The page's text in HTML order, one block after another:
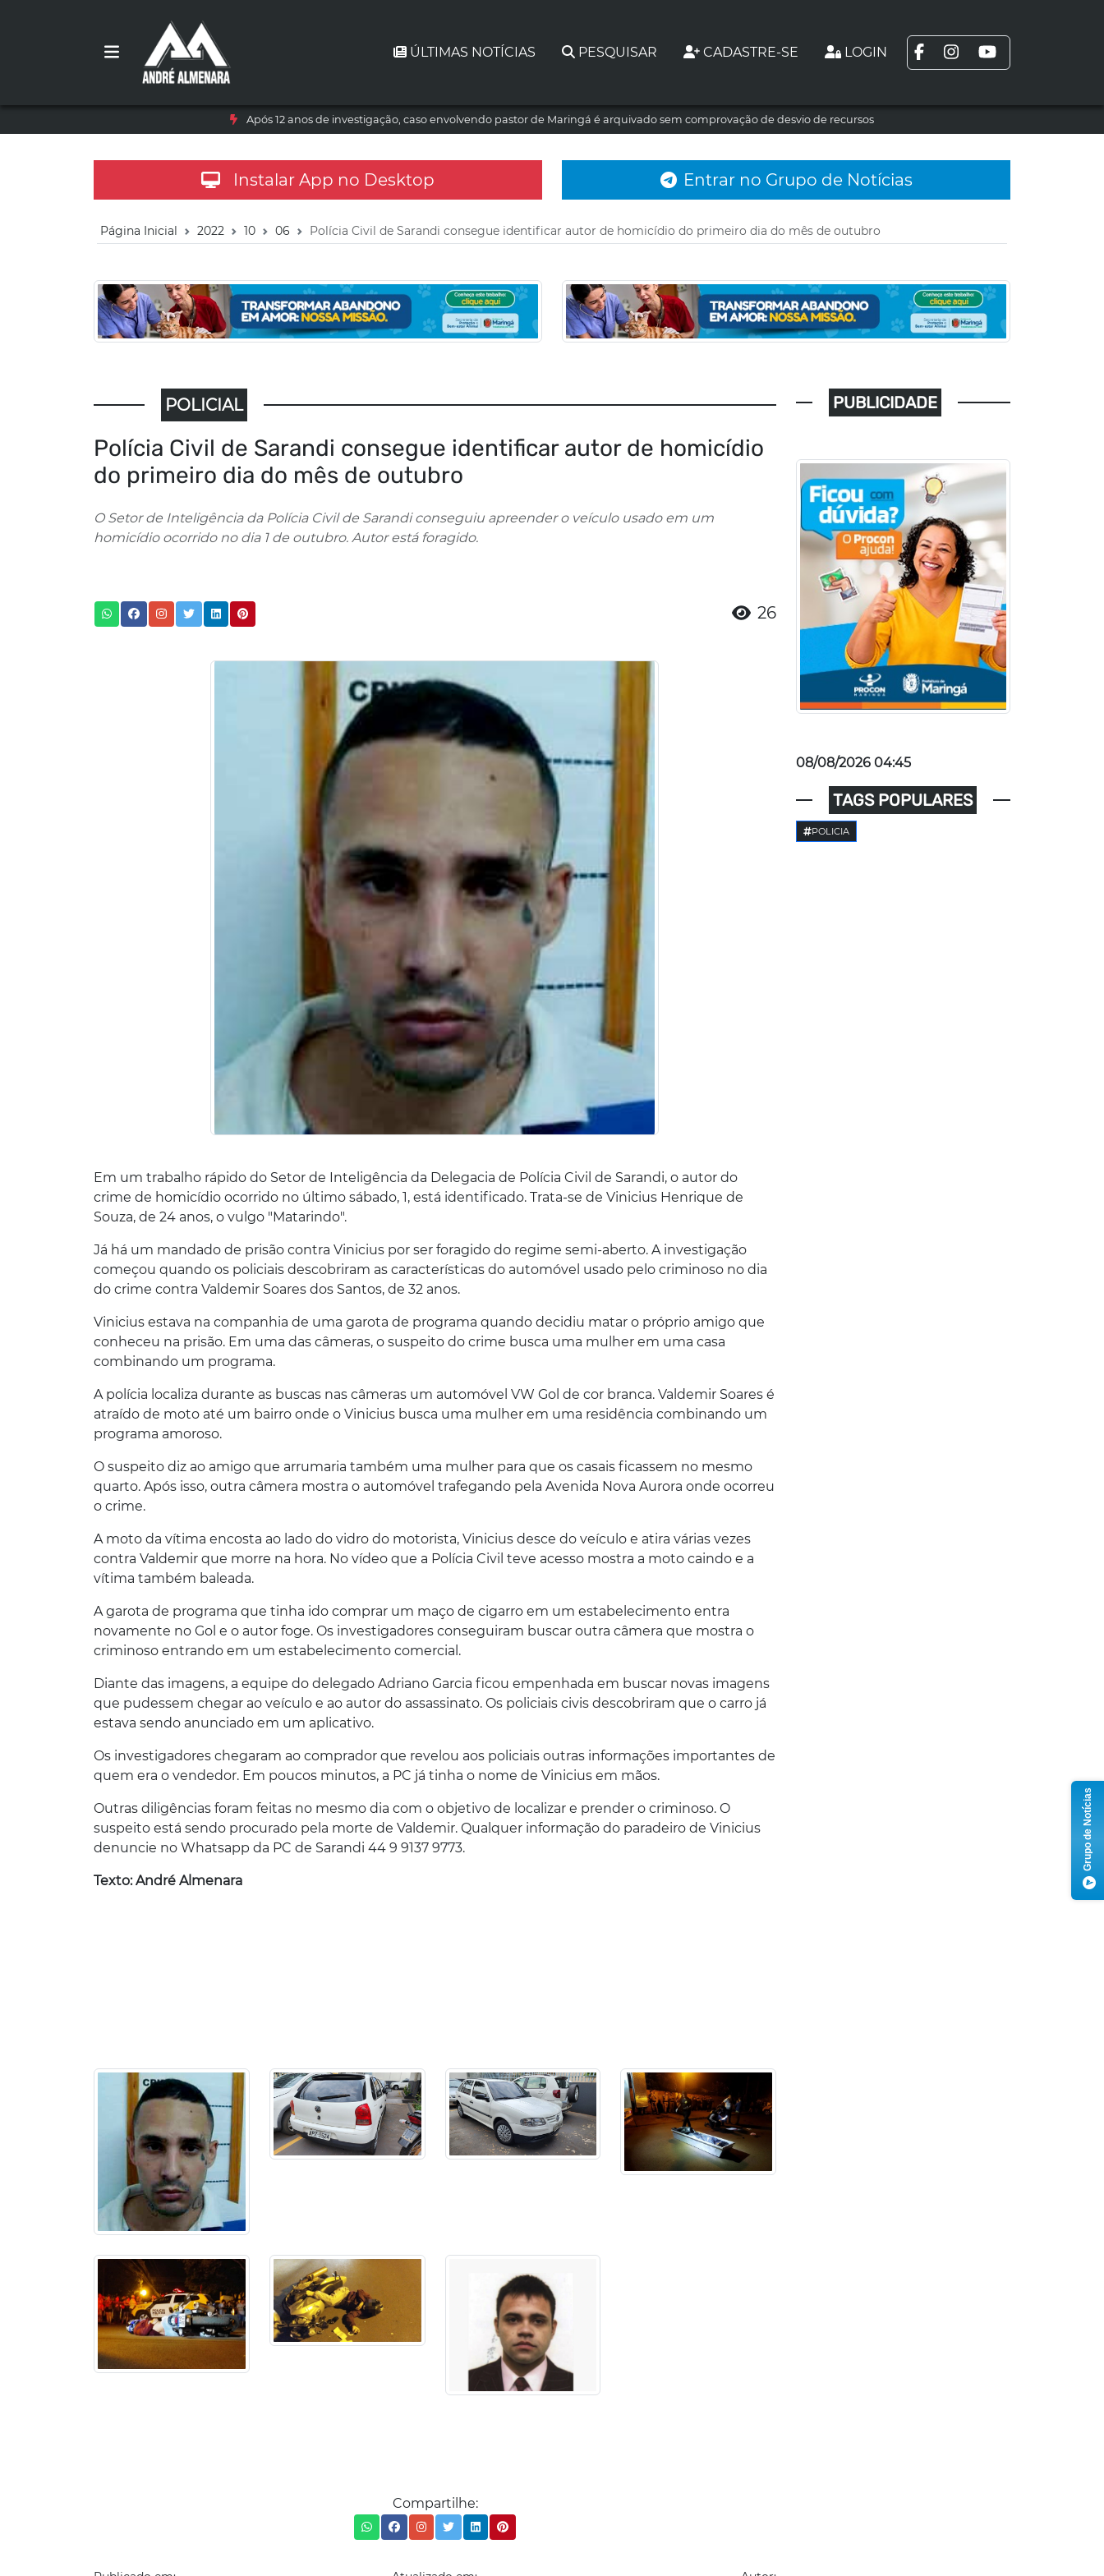
ÚLTIMAS NOTÍCIAS PESQUISAR CADASTRE-SE LOGIN
Após 12 anos de investigação, caso envolvendo pastor de Maringá é arquivado sem comprovação de desvio de recursos
Instalar App no Desktop Entrar no Grupo de Notícias
Página Inicial 2022 10 06 Polícia Civil de Sarandi consegue identificar autor de homicídio do primeiro dia do mês de outubro
POLICIAL
Polícia Civil de Sarandi consegue identificar autor de homicídio
do primeiro dia do mês de outubro
O Setor de Inteligência da Polícia Civil de Sarandi conseguiu apreender o veículo usado em um
homicídio ocorrido no dia 1 de outubro. Autor está foragido.
26
Em um trabalho rápido do Setor de Inteligência da Delegacia de Polícia Civil de Sarandi, o autor do
crime de homicídio ocorrido no último sábado, 1, está identificado. Trata-se de Vinicius Henrique de
Souza, de 24 anos, o vulgo "Matarindo".
Já há um mandado de prisão contra Vinicius por ser foragido do regime semi-aberto. A investigação
começou quando os policiais descobriram as características do automóvel usado pelo criminoso no dia
do crime contra Valdemir Soares dos Santos, de 32 anos.
Vinicius estava na companhia de uma garota de programa quando decidiu matar o próprio amigo que
conheceu na prisão. Em uma das câmeras, o suspeito do crime busca uma mulher em uma casa
combinando um programa.
A polícia localiza durante as buscas nas câmeras um automóvel VW Gol de cor branca. Valdemir Soares é
atraído de moto até um bairro onde o Vinicius busca uma mulher em uma residência combinando um
programa amoroso.
O suspeito diz ao amigo que arrumaria também uma mulher para que os casais ficassem no mesmo
quarto. Após isso, outra câmera mostra o automóvel trafegando pela Avenida Nova Aurora onde ocorreu
o crime.
A moto da vítima encosta ao lado do vidro do motorista, Vinicius desce do veículo e atira várias vezes
contra Valdemir que morre na hora. No vídeo que a Polícia Civil teve acesso mostra a moto caindo e a
vítima também baleada.
A garota de programa que tinha ido comprar um maço de cigarro em um estabelecimento entra
novamente no Gol e o autor foge. Os investigadores conseguiram buscar outra câmera que mostra o
criminoso entrando em um estabelecimento comercial.
Diante das imagens, a equipe do delegado Adriano Garcia ficou empenhada em buscar novas imagens
que pudessem chegar ao veículo e ao autor do assassinato. Os policiais civis descobriram que o carro já
estava sendo anunciado em um aplicativo.
Os investigadores chegaram ao comprador que revelou aos policiais outras informações importantes de
quem era o vendedor. Em poucos minutos, a PC já tinha o nome de Vinicius em mãos.
Outras diligências foram feitas no mesmo dia com o objetivo de localizar e prender o criminoso. O
suspeito está sendo procurado pela morte de Valdemir. Qualquer informação do paradeiro de Vinicius
denuncie no Whatsapp da PC de Sarandi 44 9 9137 9773.
Texto: André Almenara
Compartilhe:
PUBLICIDADE
08/08/2026 04:45
TAGS POPULARES
POLICIA
Grupo de Notícias